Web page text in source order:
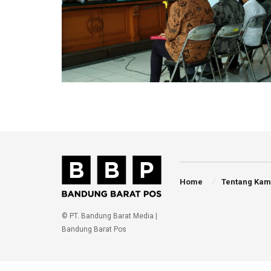
© PT. Bandung Barat Media |
Bandung Barat Pos
Home Tentang